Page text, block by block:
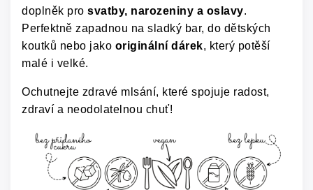
doplněk pro svatby, narozeniny a oslavy.
Perfektně zapadnou na sladký bar, do dětských
koutků nebo jako originální dárek, který potěší
malé i velké.
Ochutnejte zdravé mlsání, které spojuje radost,
zdraví a neodolatelnou chuť!